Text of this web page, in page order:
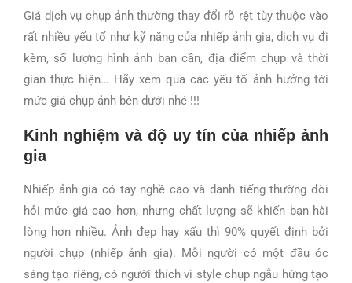
Giá dịch vụ chụp ảnh thường thay đổi rõ rệt tùy thuộc vào
rất nhiều yếu tố như kỹ năng của nhiếp ảnh gia, dịch vụ đi
kèm, số lượng hình ảnh bạn cần, địa điểm chụp và thời
gian thực hiện… Hãy xem qua các yếu tố ảnh hưởng tới
mức giá chụp ảnh bên dưới nhé !!!
Kinh nghiệm và độ uy tín của nhiếp ảnh
gia
Nhiếp ảnh gia có tay nghề cao và danh tiếng thường đòi
hỏi mức giá cao hơn, nhưng chất lượng sẽ khiến bạn hài
lòng hơn nhiều. Ảnh đẹp hay xấu thì 90% quyết định bởi
người chụp (nhiếp ảnh gia). Mỗi người có một đầu óc
sáng tạo riêng, có người thích vì style chụp ngẫu hứng tạo